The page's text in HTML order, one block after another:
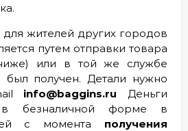
.
для жителей других городов
путем отправки товара
или в той же службе
был получен. Детали нужно
info@baggins.ru Деньги
в безналичной форме в
с момента получения